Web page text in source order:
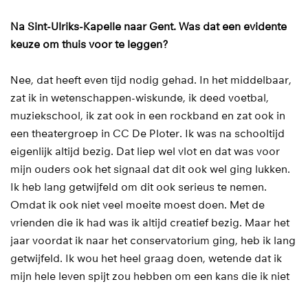
Na Sint-Ulriks-Kapelle naar Gent. Was dat een evidente
keuze om thuis voor te leggen?
Nee, dat heeft even tijd nodig gehad. In het middelbaar,
zat ik in wetenschappen-wiskunde, ik deed voetbal,
muziekschool, ik zat ook in een rockband en zat ook in
een theatergroep in CC De Ploter. Ik was na schooltijd
eigenlijk altijd bezig. Dat liep wel vlot en dat was voor
mijn ouders ook het signaal dat dit ook wel ging lukken.
Ik heb lang getwijfeld om dit ook serieus te nemen.
Omdat ik ook niet veel moeite moest doen. Met de
vrienden die ik had was ik altijd creatief bezig. Maar het
jaar voordat ik naar het conservatorium ging, heb ik lang
getwijfeld. Ik wou het heel graag doen, wetende dat ik
mijn hele leven spijt zou hebben om een kans die ik niet